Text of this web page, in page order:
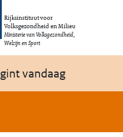
Rijksinstituut voor
Volksgezondheid en Milieu
Ministerie van Volksgezondheid,
Welzijn en Sport
vandaag